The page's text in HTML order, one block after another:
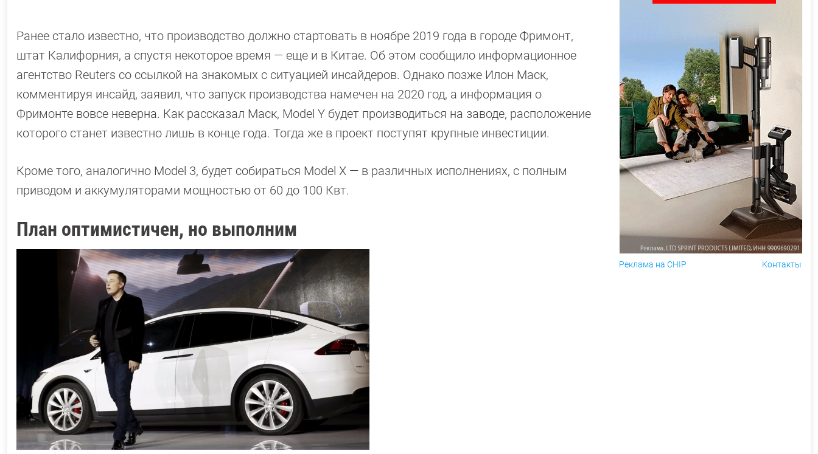
Ранее стало известно, что производство должно стартовать в ноябре 2019 года в городе Фримонт,
штат Калифорния, а спустя некоторое время — еще и в Китае. Об этом сообщило информационное
агентство Reuters со ссылкой на знакомых с ситуацией инсайдеров. Однако позже Илон Маск,
комментируя инсайд, заявил, что запуск производства намечен на 2020 год, а информация о
Фримонте вовсе неверна. Как рассказал Маск, Model Y будет производиться на заводе, расположение
которого станет известно лишь в конце года. Тогда же в проект поступят крупные инвестиции.
Кроме того, аналогично Model 3, будет собираться Model X — в различных исполнениях, с полным
приводом и аккумуляторами мощностью от 60 до 100 Квт.
План оптимистичен, но выполним
Реклама на CHIP Контакты